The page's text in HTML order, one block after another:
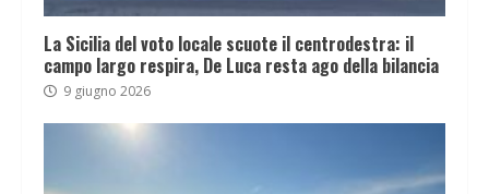
La Sicilia del voto locale scuote il centrodestra: il
campo largo respira, De Luca resta ago della bilancia
9 giugno 2026